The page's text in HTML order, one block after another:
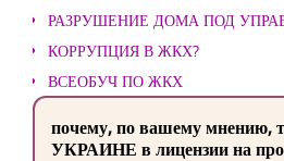
РАЗРУШЕНИЕ ДОМА ПОД
КОРРУПЦИЯ В ЖКХ?
ВСЕОБУЧ ПО ЖКХ
почему, по вашему мнению,
УКРАИНЕ в лицензии на